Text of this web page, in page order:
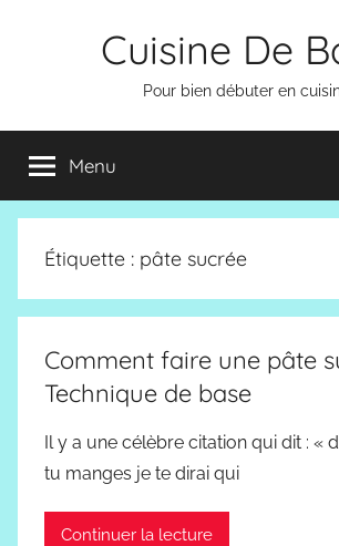
Cuisine De
Pour bien débuter en
Menu
Étiquette : pâte sucrée
Comment faire une pâte
Technique de base
Il y a une célèbre citation qui dit : «
tu manges je te dirai qui
Continuer la lecture